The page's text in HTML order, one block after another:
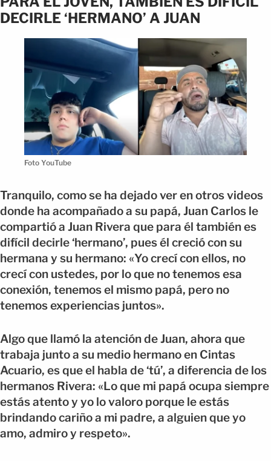
DECIRLE ‘HERMANO’ A JUAN
Foto YouTube
Tranquilo, como se ha dejado ver en otros videos
donde ha acompañado a su papá, Juan Carlos le
compartió a Juan Rivera que para él también es
difícil decirle ‘hermano’, pues él creció con su
hermana y su hermano: «Yo crecí con ellos, no
crecí con ustedes, por lo que no tenemos esa
conexión, tenemos el mismo papá, pero no
tenemos experiencias juntos».
Algo que llamó la atención de Juan, ahora que
trabaja junto a su medio hermano en Cintas
Acuario, es que el habla de ‘tú’, a diferencia de los
hermanos Rivera: «Lo que mi papá ocupa siempre
estás atento y yo lo valoro porque le estás
brindando cariño a mi padre, a alguien que yo
amo, admiro y respeto».